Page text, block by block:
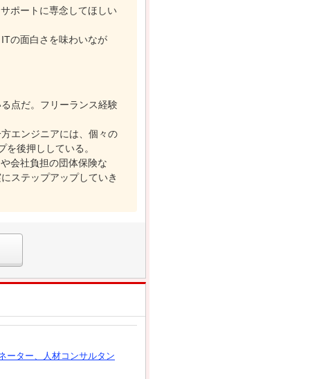
ポートに専念してほしい
の面白さを味わいなが
点だ。フリーランス経験
エンジニアには、個々の
後押ししている。
会社負担の団体保険な
ステップアップしていき
ーター、人材コンサルタン